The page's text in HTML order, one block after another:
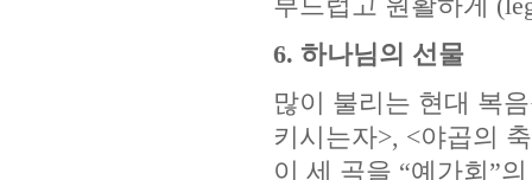
부드럽고 원활하게
6. 하나님의 선물
많이 불리는 현대 복
키시는자>, <야곱의
이 세 곡을 “예가회”